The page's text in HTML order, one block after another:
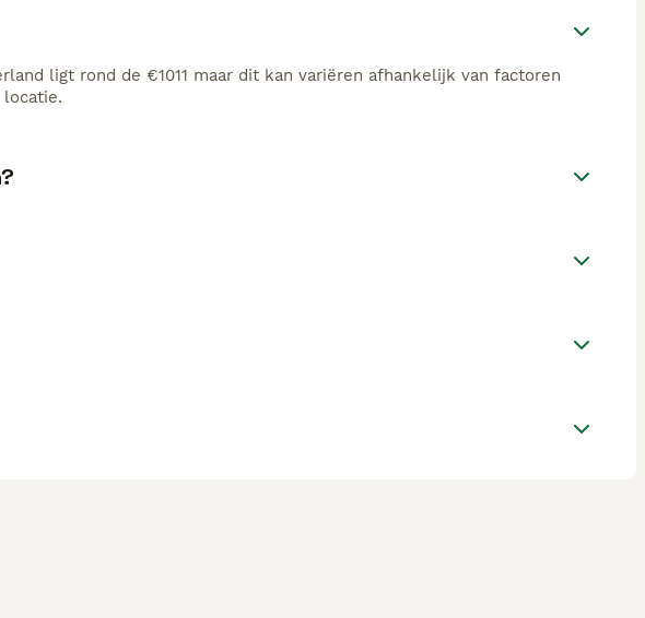
ligt rond de €1011 maar dit kan variëren afhankelijk van factoren